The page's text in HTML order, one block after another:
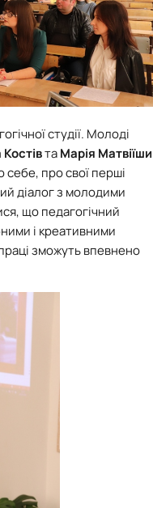
студії. Молоді
КостівтаМарія
себе, про свої перші
діалог з молодими
що педагогічний
і креативними
зможуть впевнено